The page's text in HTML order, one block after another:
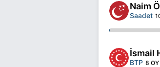
Naim
Saadet
İsmail
BTP 8 OY